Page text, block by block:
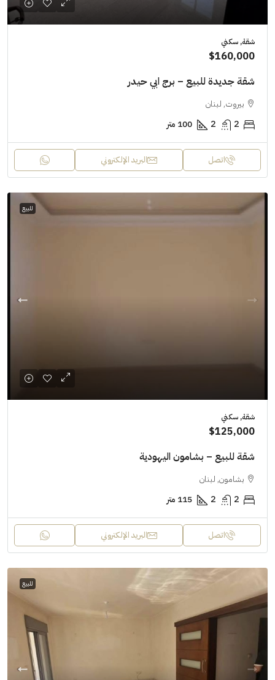
شقة, سكني
$160,000
شقة جديدة للبيع – برج ابي حيدر
بيروت, لبنان
2
2 100 متر
اتصل البريد الإلكتروني
للبيع
شقة, سكني
$125,000
شقة للبيع – بشامون اليهودية
بشامون, لبنان
2
2 115 متر
اتصل البريد الإلكتروني
للبيع